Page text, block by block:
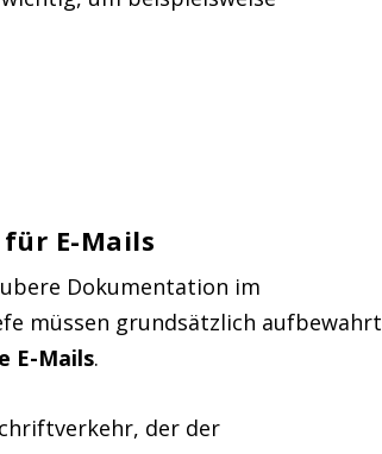
E-Mails
Dokumentation im
müssen grundsätzlich aufbewahrt
E-Mails.
der der